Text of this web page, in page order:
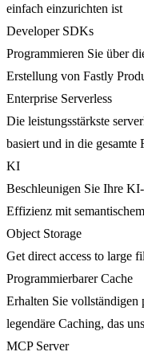
einfach einzurichten ist
Developer SDKs
Programmieren Sie über
Erstellung von Fastly
Enterprise Serverless
Die leistungsstärkste
basiert und in die gesamte
KI
Beschleunigen Sie Ihre
Effizienz mit
Object Storage
Get direct access to large
Programmierbarer Cache
Erhalten Sie vollständigen
legendäre Caching, das
MCP Server